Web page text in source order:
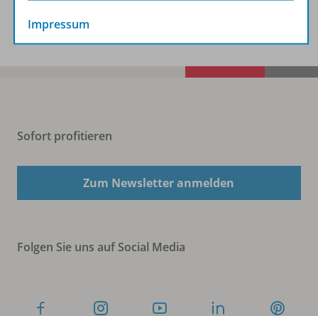
Benachrichtigungs-Service
Sofort profitieren
Zum Newsletter anmelden
Folgen Sie uns auf Social Media
Impressum